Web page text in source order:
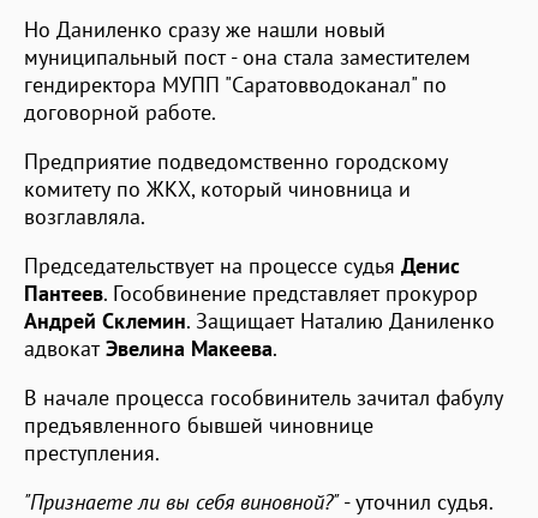
Но Даниленко сразу же нашли новый
муниципальный пост - она стала заместителем
гендиректора МУПП "Саратовводоканал" по
договорной работе.
Предприятие подведомственно городскому
комитету по ЖКХ, который чиновница и
возглавляла.
Председательствует на процессе судья Денис
Пантеев. Гособвинение представляет прокурор
Андрей Склемин. Защищает Наталию Даниленко
адвокатЭвелина Макеева.
В начале процесса гособвинитель зачитал фабулу
предъявленного бывшей чиновнице
преступления.
"Признаете ли вы себя виновной?"- уточнил судья.